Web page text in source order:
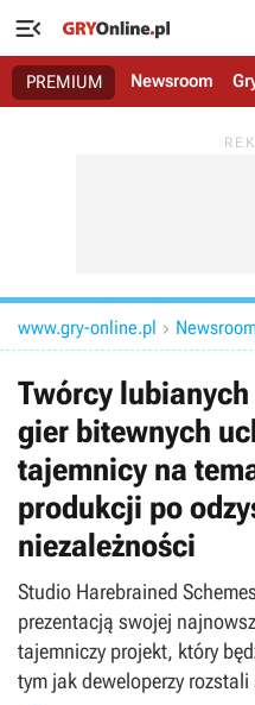

PREMIUM Newsroom
www.gry-online.pl 
Twórcy lubianych
gier bitewnych
tajemnicy na
produkcji po
niezależności
Studio Harebrained
prezentacją swojej
tajemniczy projekt, który
tym jak deweloperzy